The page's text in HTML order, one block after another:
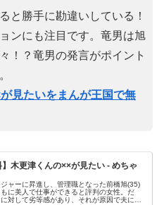
と勝手に勘違いしている！
ンにも注目です。竜男は旭
！？竜男の発言がポイント
見たいをまんが王国で無
】木更津くんの××が見たい - めちゃ
ャーに昇進し、管理職となった前橋旭(35)
に美人で仕事ができると評判の女性。だ
対して劣等感があり、それが原因で夫にも